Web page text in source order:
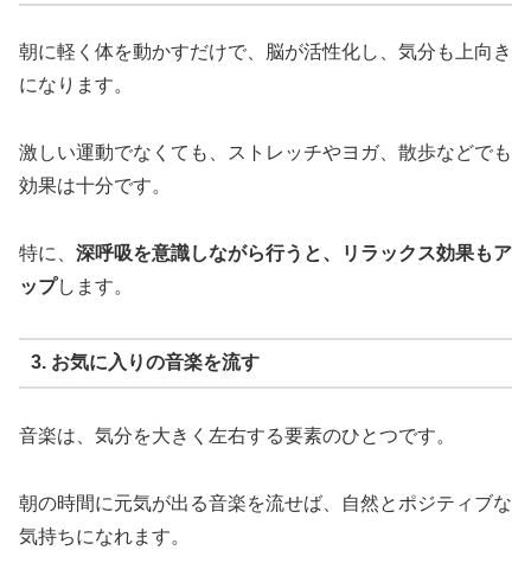
朝に軽く体を動かすだけで、脳が活性化し、気分も上向き
になります。
激しい運動でなくても、ストレッチやヨガ、散歩などでも
効果は十分です。
特に、 深呼吸を意識しながら行うと、リラックス効果もア
ップします。
3. お気に入りの音楽を流す
音楽は、気分を大きく左右する要素のひとつです。
朝の時間に元気が出る音楽を流せば、自然とポジティブな
気持ちになれます。